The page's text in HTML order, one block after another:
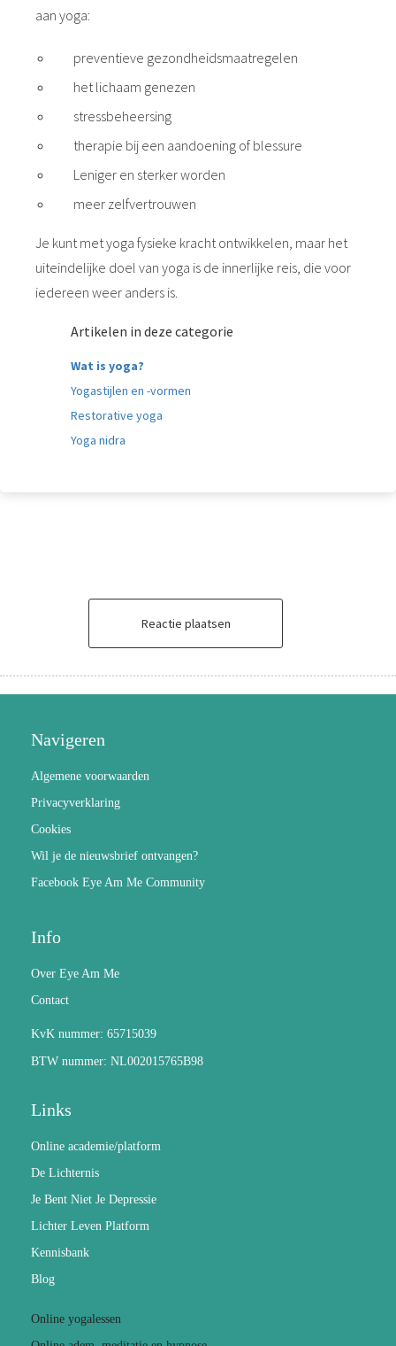
aan yoga:
preventieve gezondheidsmaatregelen
het lichaam genezen
stressbeheersing
therapie bij een aandoening of blessure
Leniger en sterker worden
meer zelfvertrouwen
Je kunt met yoga fysieke kracht ontwikkelen, maar het
uiteindelijke doel van yoga is de innerlijke reis, die voor
iedereen weer anders is.
Artikelen in deze categorie
Wat is yoga?
Yogastijlen en -vormen
Restorative yoga
Yoga nidra
Reactie plaatsen
Navigeren
Algemene voorwaarden
Privacyverklaring
Cookies
Wil je de nieuwsbrief ontvangen?
Facebook Eye Am Me Community
Info
Over Eye Am Me
Contact
KvK nummer: 65715039
BTW nummer: NL002015765B98
Links
Online academie/platform
De Lichternis
Je Bent Niet Je Depressie
Lichter Leven Platform
Kennisbank
Blog
Online yogalessen